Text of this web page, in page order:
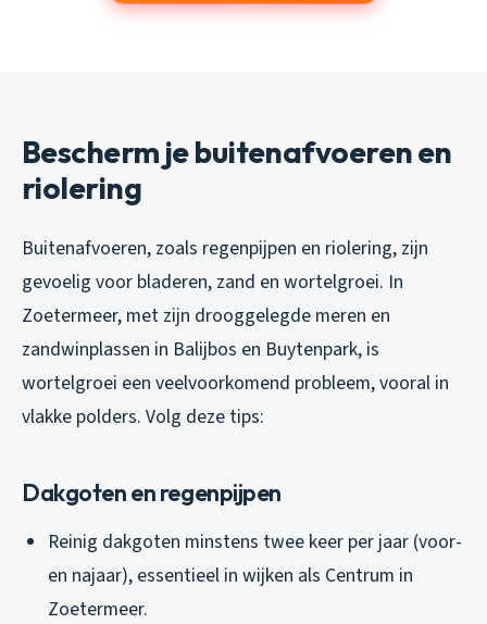
Bescherm je buitenafvoeren en
riolering
Buitenafvoeren, zoals regenpijpen en riolering, zijn
gevoelig voor bladeren, zand en wortelgroei. In
Zoetermeer, met zijn drooggelegde meren en
zandwinplassen in Balijbos en Buytenpark, is
wortelgroei een veelvoorkomend probleem, vooral in
vlakke polders. Volg deze tips:
Dakgoten en regenpijpen
Reinig dakgoten minstens twee keer per jaar (voor-
en najaar), essentieel in wijken als Centrum in
Zoetermeer.